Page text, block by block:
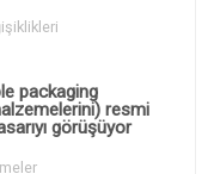
packaging
resmi
görüşüyor